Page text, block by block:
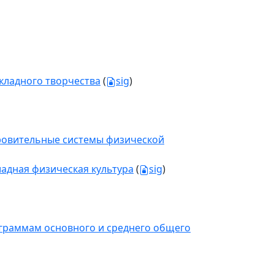
творчества ( sig)
системы физической
физическая культура ( sig)
основного и среднего общего